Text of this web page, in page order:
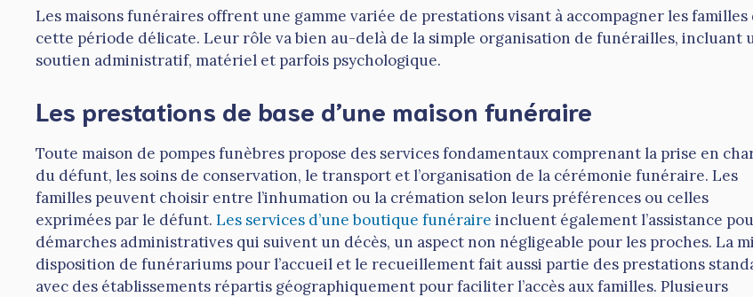
Les maisons funéraires offrent une gamme variée de prestations visant à accompagner les familles
cette période délicate. Leur rôle va bien au-delà de la simple organisation de funérailles, incluant
soutien administratif, matériel et parfois psychologique.
Les prestations de base d’une maison funéraire
Toute maison de pompes funèbres propose des services fondamentaux comprenant la prise en
du défunt, les soins de conservation, le transport et l’organisation de la cérémonie funéraire. Les
familles peuvent choisir entre l’inhumation ou la crémation selon leurs préférences ou celles
exprimées par le défunt. Les services d’une boutique funéraire incluent également l’assistance
démarches administratives qui suivent un décès, un aspect non négligeable pour les proches. La
disposition de funérariums pour l’accueil et le recueillement fait aussi partie des prestations
avec des établissements répartis géographiquement pour faciliter l’accès aux familles. Plusieurs